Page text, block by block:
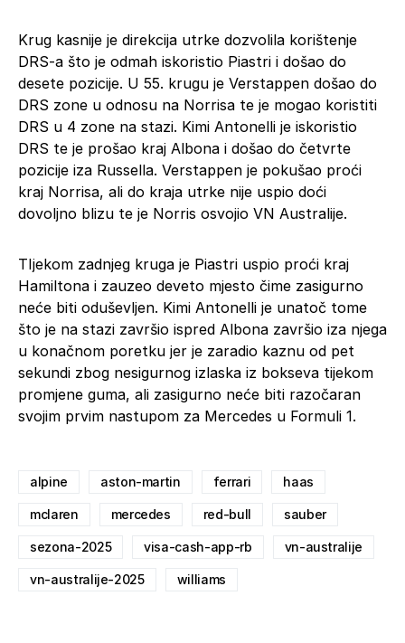
Krug kasnije je direkcija utrke dozvolila korištenje
DRS-a što je odmah iskoristio Piastri i došao do
desete pozicije. U 55. krugu je Verstappen došao do
DRS zone u odnosu na Norrisa te je mogao koristiti
DRS u 4 zone na stazi. Kimi Antonelli je iskoristio
DRS te je prošao kraj Albona i došao do četvrte
pozicije iza Russella. Verstappen je pokušao proći
kraj Norrisa, ali do kraja utrke nije uspio doći
dovoljno blizu te je Norris osvojio VN Australije.
TIjekom zadnjeg kruga je Piastri uspio proći kraj
Hamiltona i zauzeo deveto mjesto čime zasigurno
neće biti oduševljen. Kimi Antonelli je unatoč tome
što je na stazi završio ispred Albona završio iza njega
u konačnom poretku jer je zaradio kaznu od pet
sekundi zbog nesigurnog izlaska iz bokseva tijekom
promjene guma, ali zasigurno neće biti razočaran
svojim prvim nastupom za Mercedes u Formuli 1.
alpine aston-martin ferrari haas
mclaren mercedes red-bull sauber
sezona-2025 visa-cash-app-rb vn-australije
vn-australije-2025 williams